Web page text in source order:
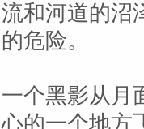
流和河道的沼
的危险。
一个黑影从月
心的一个地方